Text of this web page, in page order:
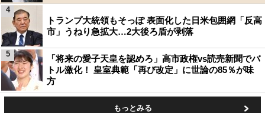
トランプ大統領もそっぽ 表面化した日米包囲網「反高
市」うねり急拡大…2大後ろ盾が剥落
4
「将来の愛子天皇を認めろ」高市政権vs読売新聞でバ
トル激化！ 皇室典範「再び改定」に世論の85％が味
方
5
もっとみる